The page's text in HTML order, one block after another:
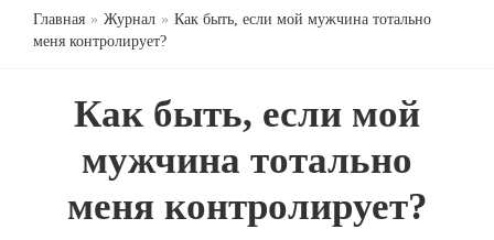
Главная Журнал
Как быть, если мой мужчина тотально
меня контролирует?
Как быть, если мой
мужчина тотально
меня контролирует?